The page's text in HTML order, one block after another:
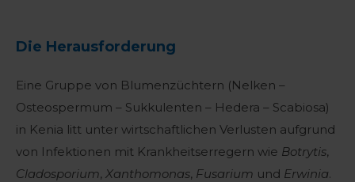
Die Herausforderung
Eine Gruppe von Blumenzüchtern (Nelken –
Osteospermum – Sukkulenten – Hedera – Scabiosa)
in Kenia litt unter wirtschaftlichen Verlusten aufgrund
von Infektionen mit Krankheitserregern wie Botrytis,
Cladosporium, Xanthomonas, Fusarium und Erwinia.